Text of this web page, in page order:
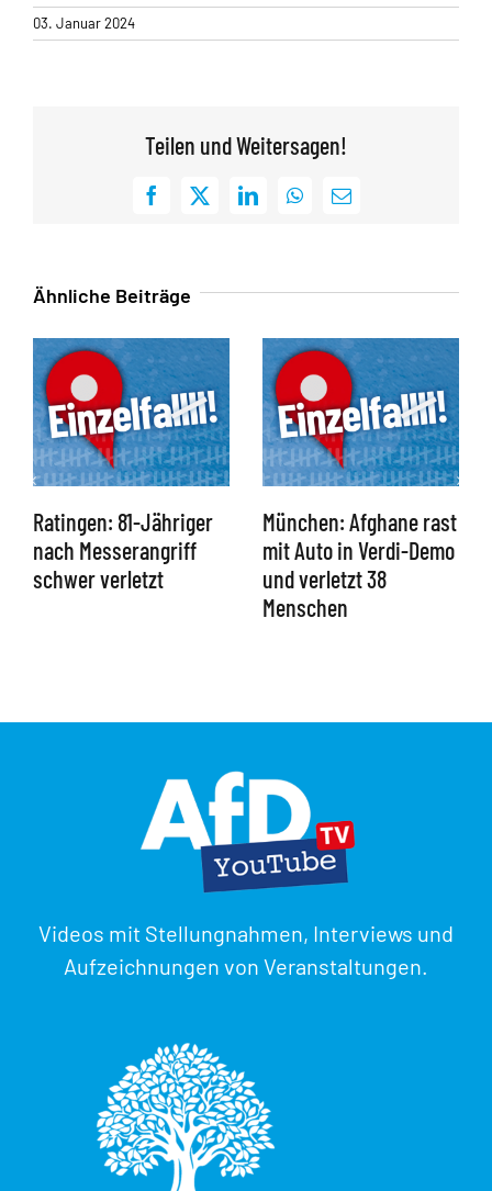
03. Januar 2024
Teilen und Weitersagen!
Facebook
X LinkedInWhatsApp
E-
Ähnliche Beiträge
Ratingen: 81-Jähriger
nach Messerangriff
schwer verletzt
München: Afghane rast
mit Auto in Verdi-Demo
und verletzt 38
Menschen
Videos mit Stellungnahmen, Interviews und
Aufzeichnungen von Veranstaltungen.